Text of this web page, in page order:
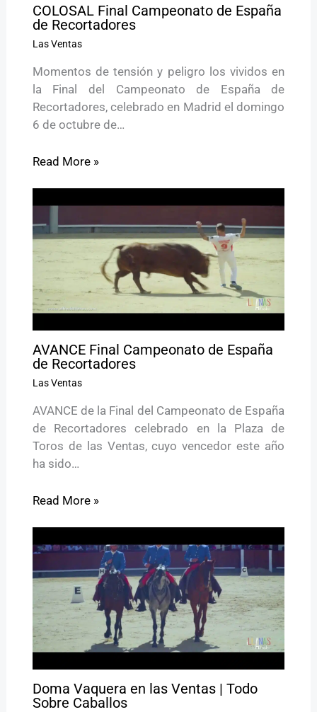
COLOSAL Final Campeonato de España
de Recortadores
Las Ventas
Momentos de tensión y peligro los vividos en
la Final del Campeonato de España de
Recortadores, celebrado en Madrid el domingo
6 de octubre de…
Read More »
AVANCE Final Campeonato de España
de Recortadores
Las Ventas
AVANCE de la Final del Campeonato de España
de Recortadores celebrado en la Plaza de
Toros de las Ventas, cuyo vencedor este año
ha sido…
Read More »
Doma Vaquera en las Ventas | Todo
Sobre Caballos